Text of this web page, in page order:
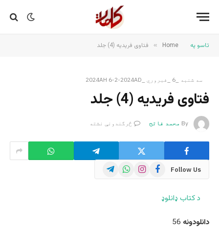
تاسو په Home
» فتاوی فریدیه (4) جلد
سه شنبه _6 _فبروري _2024AH 6-2-2024AD
فتاوی فریدیه (4) جلد
By محمد فاتح څرگندونې نشته
Follow Us
Facebook
Instagram
WhatsApp
Telegram
د کتاب ډانلوډ
دانلود‌ونه